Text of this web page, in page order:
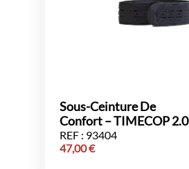
Sous-Ceinture De
Confort – TIMECOP 2.0
REF : 93404
47,00€